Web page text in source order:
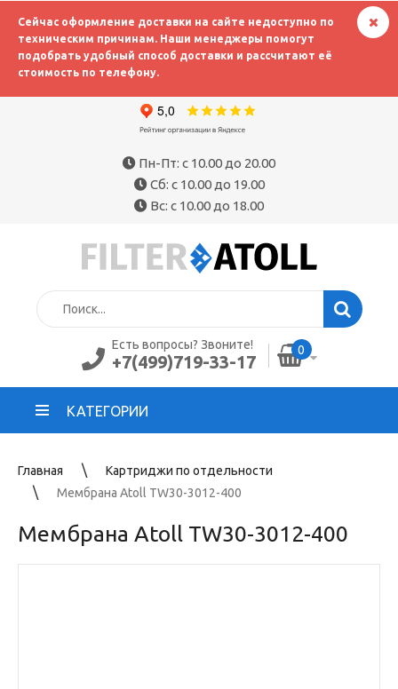
Сейчас оформление доставки на сайте недоступно по
техническим причинам. Наши менеджеры помогут
подобрать удобный способ доставки и рассчитают её
стоимость по телефону.
Пн-Пт: с 10.00 до 20.00
Сб: с 10.00 до 19.00
Вс: с 10.00 до 18.00
Есть вопросы? Звоните!
+7(499)719-33-17
0
КАТЕГОРИИ
Главная
Картриджи по отдельности
Мембрана Atoll TW30-3012-400
Мембрана Atoll TW30-3012-400